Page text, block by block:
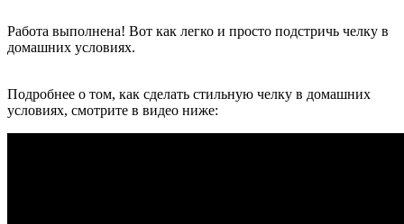
Работа выполнена! Вот как легко и просто подстричь челку в
домашних условиях.
Подробнее о том, как сделать стильную челку в домашних
условиях, смотрите в видео ниже: